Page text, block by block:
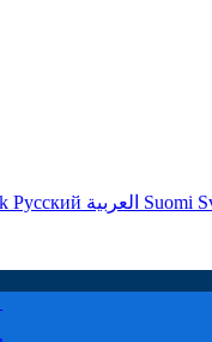
Русский Suomi